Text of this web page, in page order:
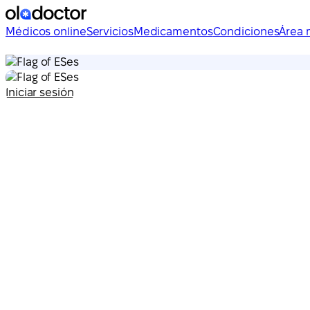
Médicos onlineServiciosMedicamentosCondicionesÁrea
es
es
Iniciar sesión